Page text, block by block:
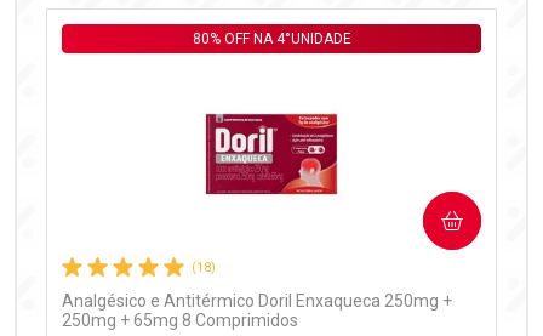
(18)
Analgésico e Antitérmico Doril Enxaqueca 250mg +
250mg + 65mg 8 Comprimidos
80% OFF NA 4°UNIDADE
COMPRAR